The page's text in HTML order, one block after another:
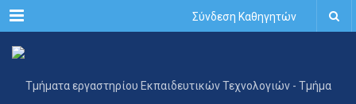
Menu Σύνδεση Καθηγητών